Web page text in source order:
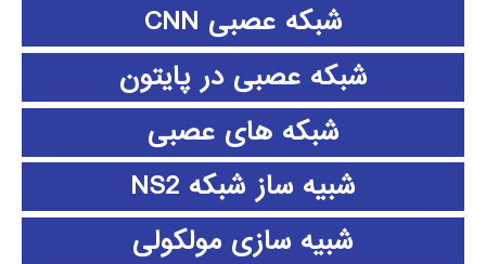
شبکه عصبی CNN
شبکه عصبی در پایتون
شبکه های عصبی
شبیه ساز شبکه NS2
شبیه سازی مولکولی